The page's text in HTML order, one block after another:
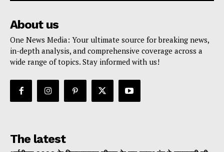
About us
One News Media: Your ultimate source for breaking news,
in-depth analysis, and comprehensive coverage across a
wide range of topics. Stay informed with us!
The latest